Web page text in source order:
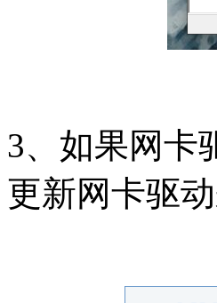
3、如果网卡
更新网卡驱